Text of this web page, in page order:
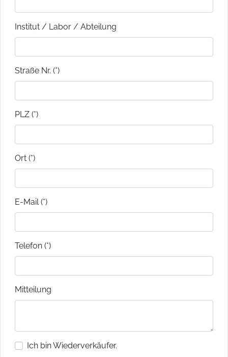
Institut / Labor / Abteilung
Straße Nr. (*)
PLZ (*)
Ort (*)
E-Mail (*)
Telefon (*)
Mitteilung
Ich bin Wiederverkäufer.